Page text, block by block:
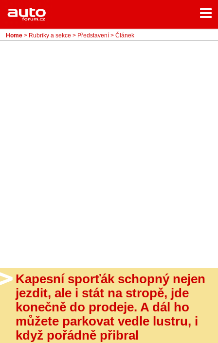
Home
Rubriky
Home > Rubriky a sekce > Představení > Článek
Kapesní sporťák schopný nejen
jezdit, ale i stát na stropě, jde
konečně do prodeje. A dál ho
můžete parkovat vedle lustru, i
když pořádně přibral